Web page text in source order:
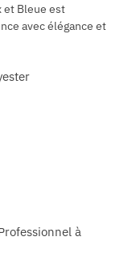
et Bleue est
avec élégance et
à